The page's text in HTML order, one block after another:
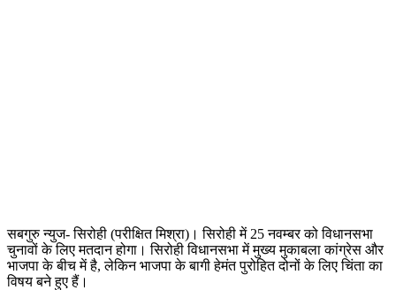
सबगुरु न्युज- सिरोही (परीक्षित मिश्रा)। सिरोही में 25 नवम्बर को विधानसभा
चुनावों के लिए मतदान होगा। सिरोही विधानसभा में मुख्य मुकाबला कांग्रेस और
भाजपा के बीच में है, लेकिन भाजपा के बागी हेमंत पुरोहित दोनों के लिए चिंता का
विषय बने हुए हैं।